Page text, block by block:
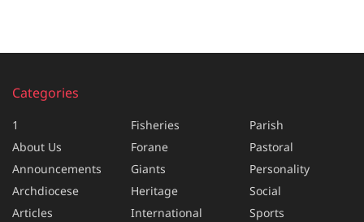
Categories
1
About Us
Announcements
Archdiocese
Articles
Fisheries
Forane
Giants
Heritage
International
Parish
Pastoral
Personality
Social
Sports